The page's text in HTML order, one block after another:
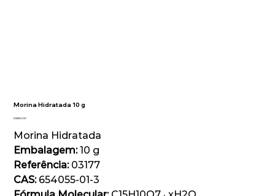
Morina Hidratada 10 g
Preço
R$ 800,00
Morina Hidratada
Embalagem:10 g
Referência:03177
CAS:654055-01-3